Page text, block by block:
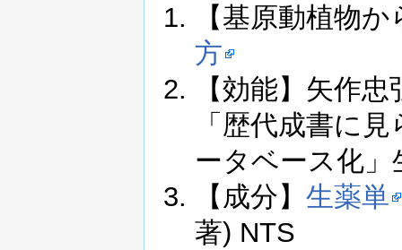
【基原動植物
方
【効能】矢作
「歴代成書に
ータベース化」
【成分】 生薬単
著) NTS